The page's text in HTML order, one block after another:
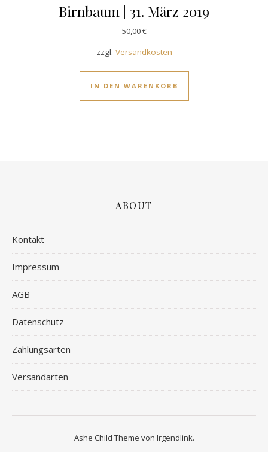
Birnbaum | 31. März 2019
50,00€
zzgl. Versandkosten
IN DEN WARENKORB
ABOUT
Kontakt
Impressum
AGB
Datenschutz
Zahlungsarten
Versandarten
Ashe Child Theme von Irgendlink.